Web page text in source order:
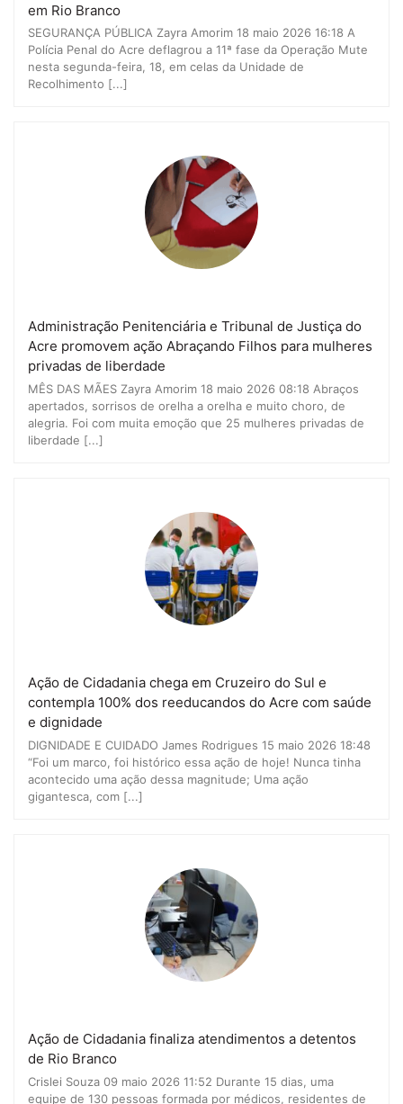
em Rio Branco
SEGURANÇA PÚBLICA Zayra Amorim 18 maio 2026 16:18 A
Polícia Penal do Acre deflagrou a 11ª fase da Operação Mute
nesta segunda-feira, 18, em celas da Unidade de
Recolhimento [...]
Administração Penitenciária e Tribunal de Justiça do
Acre promovem ação Abraçando Filhos para mulheres
privadas de liberdade
MÊS DAS MÃES Zayra Amorim 18 maio 2026 08:18 Abraços
apertados, sorrisos de orelha a orelha e muito choro, de
alegria. Foi com muita emoção que 25 mulheres privadas de
liberdade [...]
Ação de Cidadania chega em Cruzeiro do Sul e
contempla 100% dos reeducandos do Acre com saúde
e dignidade
DIGNIDADE E CUIDADO James Rodrigues 15 maio 2026 18:48
“Foi um marco, foi histórico essa ação de hoje! Nunca tinha
acontecido uma ação dessa magnitude; Uma ação
gigantesca, com [...]
Ação de Cidadania finaliza atendimentos a detentos
de Rio Branco
Crislei Souza 09 maio 2026 11:52 Durante 15 dias, uma
equipe de 130 pessoas formada por médicos, residentes de